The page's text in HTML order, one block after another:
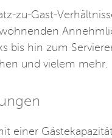
zu-Gast-
bis hin zum
und vielem mehr.
einer